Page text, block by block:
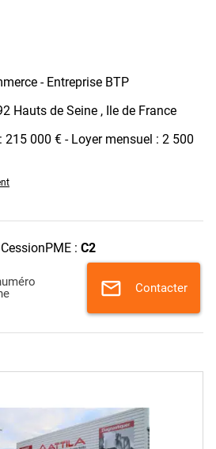
- Entreprise BTP
Hauts de Seine , Ile de France
000 € - Loyer mensuel : 2 500
: C2
mail Contacter